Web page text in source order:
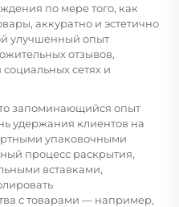
по мере того, как
аккуратно и эстетично
улучшенный опыт
отзывов,
сетях и
запоминающийся опыт
удержания клиентов на
упаковочными
процесс раскрытия,
вставками,
с товарами — например,